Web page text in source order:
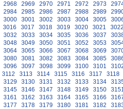
2968 2969 2970 2971 2972 2973
2984 2985 2986 2987 2988 2989
3000 3001 3002 3003 3004 3005
3016 3017 3018 3019 3020 3021
3032 3033 3034 3035 3036 3037
3048 3049 3050 3051 3052 3053
3064 3065 3066 3067 3068 3069
3080 3081 3082 3083 3084 3085
3096 3097 3098 3099 3100 3101
3112 3113 3114 3115 3116 3117
3118
3129 3130 3131 3132 3133 3134
3145 3146 3147 3148 3149 3150
3161 3162 3163 3164 3165 3166
3177 3178 3179 3180 3181 3182